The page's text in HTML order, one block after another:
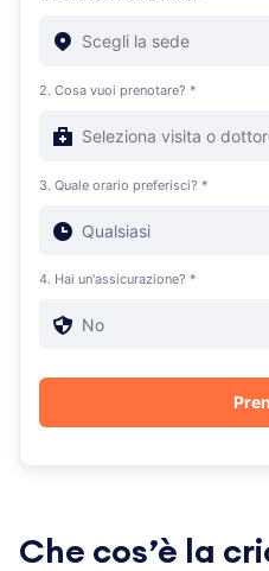
2. Cosa vuoi prenotare? *
3. Quale orario preferisci? *
4. Hai un'assicurazione? *
Che cos’è la